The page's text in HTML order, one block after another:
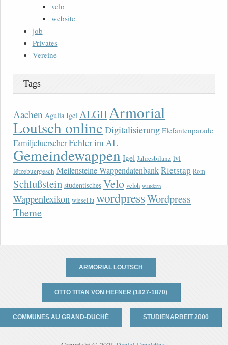
velo
website
job
Privates
Vereine
Tags
Aachen Agulia Igel ALGHArmorial
Loutsch onlineDigitalisierung Elefantenparade
FamiljefuerscherFehler im AL
Gemeindewappen Igel Jahresbilanz lvi
lëtzebuergesch Meilensteine WappendatenbankRietstap Rom
Schlußstein studentisches Velo veloh wandern
Wappenlexikon wiesel.lu wordpressWordpress
Theme
ARMORIAL LOUTSCH
OTTO TITAN VON HEFNER (1827-1870)
COMMUNES AU GRAND-DUCHÉ STUDIENARBEIT 2000